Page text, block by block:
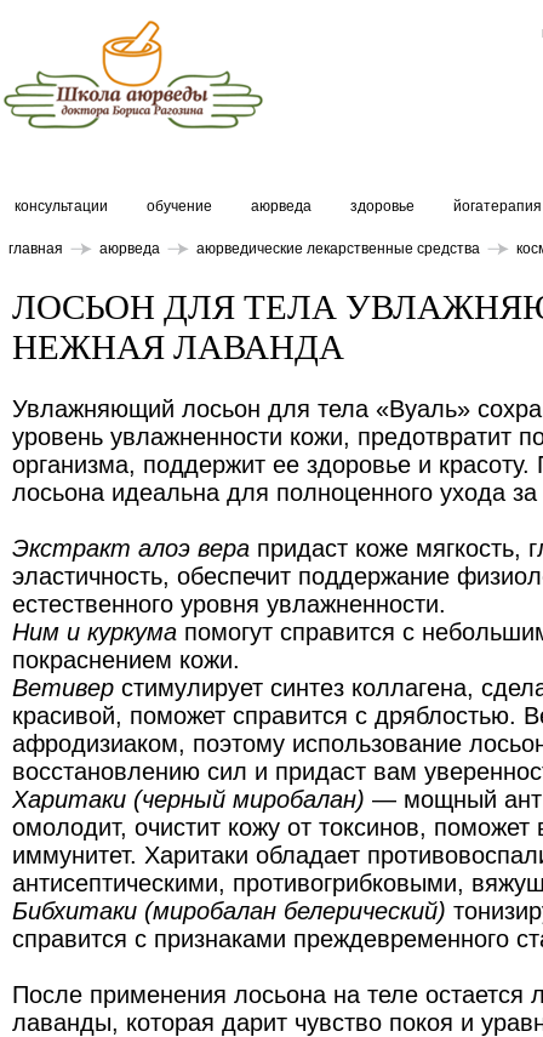
консультации обучение аюрведа здоровье йогатерапия
главная аюрведа аюрведические лекарственные средства
ЛОСЬОН ДЛЯ ТЕЛА
НЕЖНАЯ ЛАВАНДА
Увлажняющий лосьон для тела «Вуаль»
уровень увлажненности кожи, предотвратит
организма, поддержит ее здоровье и красоту.
лосьона идеальна для полноценного ухода
Экстракт алоэ вера придаст коже мягкость,
эластичность, обеспечит поддержание
естественного уровня увлажненности.
Ним и куркума помогут справится с
покраснением кожи.
Ветивер стимулирует синтез коллагена,
красивой, поможет справится с дряблостью.
афродизиаком, поэтому использование
восстановлению сил и придаст вам
Харитаки (черный миробалан) — мощный
омолодит, очистит кожу от токсинов, поможет
иммунитет. Харитаки обладает
антисептическими, противогрибковыми,
Бибхитаки (миробалан белерический)
справится с признаками преждевременного
После применения лосьона на теле остается
лаванды, которая дарит чувство покоя и